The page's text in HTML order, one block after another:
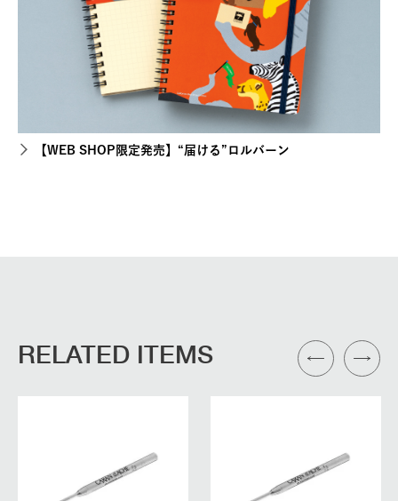
【WEB SHOP限定発売】“届ける”ロルバーン
RELATED ITEMS